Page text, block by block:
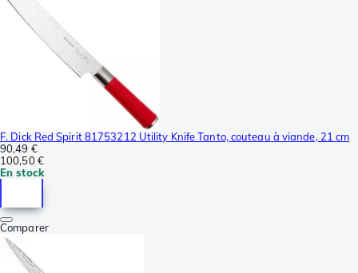
F. Dick Red Spirit 81753212 Utility Knife Tanto, couteau à viande, 21 cm
90,49 €
100,50 €
En stock
Comparer